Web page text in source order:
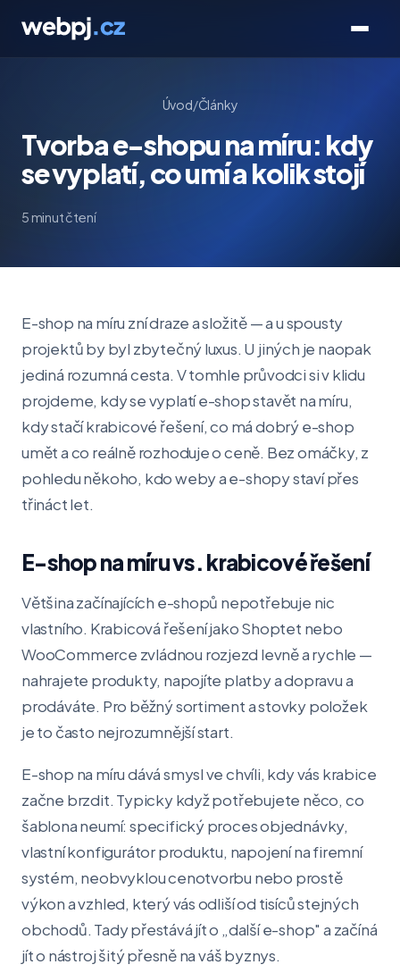
Úvod/Články
Tvorba e-shopu na míru: kdy
se vyplatí, co umí a kolik stojí
5 minut čtení
E-shop na míru zní draze a složitě — a u spousty
projektů by byl zbytečný luxus. U jiných je naopak
jediná rozumná cesta. V tomhle průvodci si v klidu
projdeme, kdy se vyplatí e-shop stavět na míru,
kdy stačí krabicové řešení, co má dobrý e-shop
umět a co reálně rozhoduje o ceně. Bez omáčky, z
pohledu někoho, kdo weby a e-shopy staví přes
třináct let.
E-shop na míru vs. krabicové řešení
Většina začínajících e-shopů nepotřebuje nic
vlastního. Krabicová řešení jako Shoptet nebo
WooCommerce zvládnou rozjezd levně a rychle —
nahrajete produkty, napojíte platby a dopravu a
prodáváte. Pro běžný sortiment a stovky položek
je to často nejrozumnější start.
E-shop na míru dává smysl ve chvíli, kdy vás krabice
začne brzdit. Typicky když potřebujete něco, co
šablona neumí: specifický proces objednávky,
vlastní konfigurátor produktu, napojení na firemní
systém, neobvyklou cenotvorbu nebo prostě
výkon a vzhled, který vás odliší od tisíců stejných
obchodů. Tady přestává jít o „další e-shop" a začíná
jít o nástroj šitý přesně na váš byznys.